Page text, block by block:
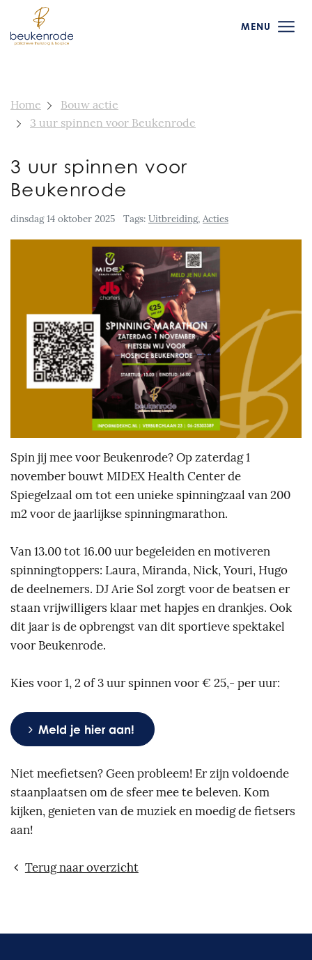
MENU
Home
Bouw actie
3 uur spinnen voor Beukenrode
3 uur spinnen voor
Beukenrode
dinsdag 14 oktober 2025 Tags: Uitbreiding, Acties
Spin jij mee voor Beukenrode? Op zaterdag 1
november bouwt MIDEX Health Center de
Spiegelzaal om tot een unieke spinningzaal van 200
m2 voor de jaarlijkse spinningmarathon.
Van 13.00 tot 16.00 uur begeleiden en motiveren
spinningtoppers: Laura, Miranda, Nick, Youri, Hugo
de deelnemers. DJ Arie Sol zorgt voor de beatsen er
staan vrijwilligers klaar met hapjes en drankjes. Ook
dit jaar is de opbrengst van dit sportieve spektakel
voor Beukenrode.
Kies voor 1, 2 of 3 uur spinnen voor € 25,- per uur:
Meld je hier aan!
Niet meefietsen? Geen probleem! Er zijn voldoende
staanplaatsen om de sfeer mee te beleven. Kom
kijken, genieten van de muziek en moedig de fietsers
aan!
Terug naar overzicht